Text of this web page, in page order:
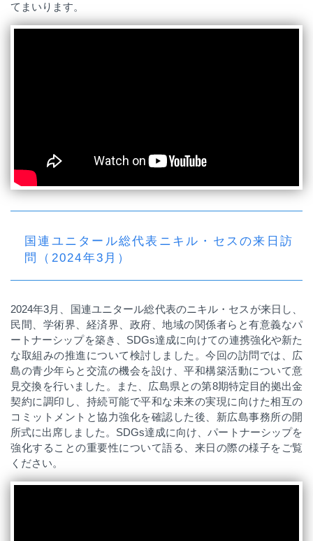
てまいります。
国連ユニタール総代表ニキル・セスの来日訪
問（2024年3月）
2024年3月、国連ユニタール総代表のニキル・セスが来日し、
民間、学術界、経済界、政府、地域の関係者らと有意義なパ
ートナーシップを築き、SDGs達成に向けての連携強化や新た
な取組みの推進について検討しました。今回の訪問では、広
島の青少年らと交流の機会を設け、平和構築活動について意
見交換を行いました。また、広島県との第8期特定目的拠出金
契約に調印し、持続可能で平和な未来の実現に向けた相互の
コミットメントと協力強化を確認した後、新広島事務所の開
所式に出席しました。SDGs達成に向け、パートナーシップを
強化することの重要性について語る
、来日の際の様子をご覧
ください。